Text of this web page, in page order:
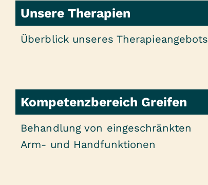
Unsere Therapien
Überblick unseres Therapieangebots
Kompetenzbereich Greifen
Behandlung von eingeschränkten
Arm- und Handfunktionen